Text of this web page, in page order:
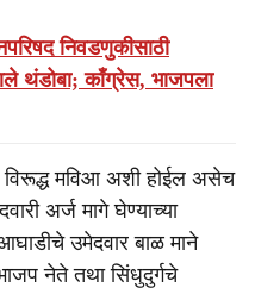
निवडणुकीसाठी
थंडोबा; काँग्रेस, भाजपला
मविआ अशी होईल असेच
अर्ज मागे घेण्याच्या
उमेदवार बाळ माने
नेते तथा सिंधुदुर्गचे